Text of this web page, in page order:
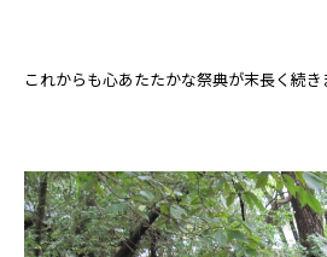
これからも心あたたかな祭典が末長く続き